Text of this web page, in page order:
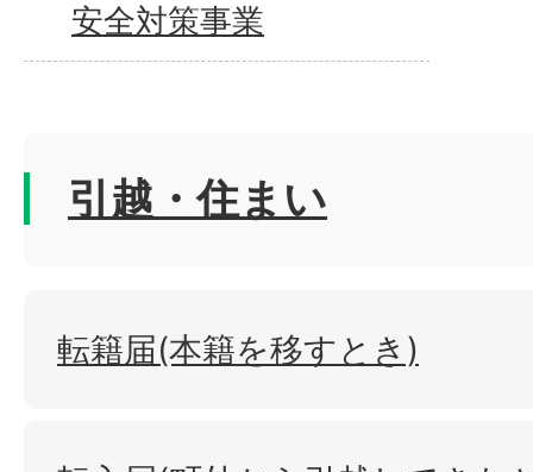
安全対策事業
引越・住まい
転籍届(本籍を移すとき)